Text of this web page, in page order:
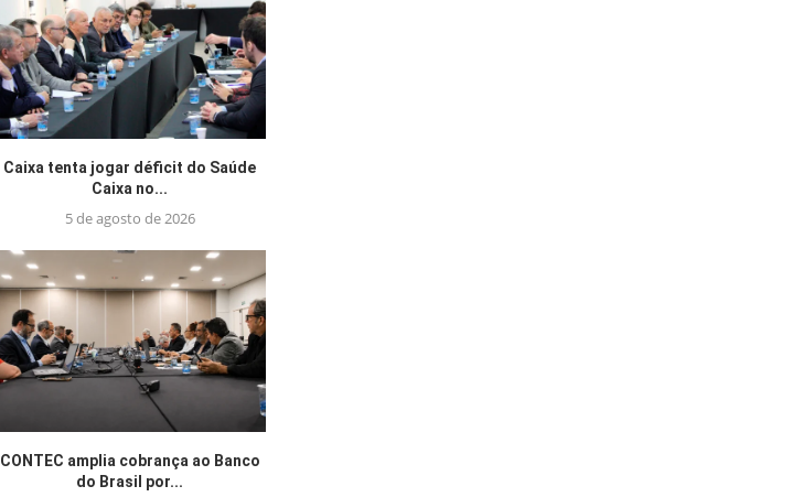
Caixa tenta jogar déficit do Saúde
Caixa no...
5 de agosto de 2026
CONTEC amplia cobrança ao Banco
do Brasil por...